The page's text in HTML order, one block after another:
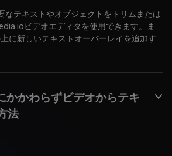
なテキストやオブジェクトをトリムまたは
ビデオエディタを使用できます。ま
に新しいテキストオーバーレイを追加す
かかわらずビデオからテキ
法